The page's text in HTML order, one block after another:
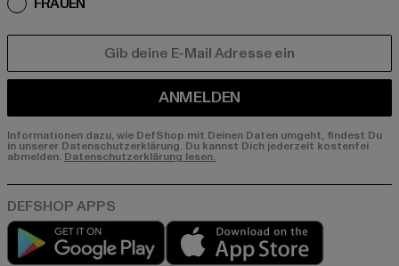
ANMELDEN
Informationen dazu, wie DefShop mit Deinen Daten umgeht, findest Du
in unserer Datenschutzerklärung. Du kannst Dich jederzeit kostenfei
abmelden. Datenschutzerklärung lesen.
Play market